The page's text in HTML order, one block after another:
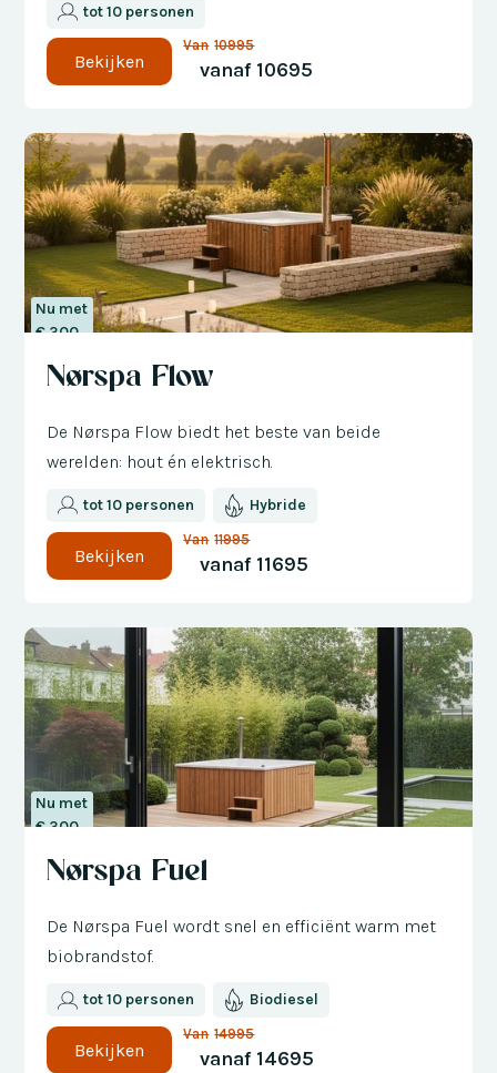
tot 10 personen
Bekijken
Van 10995
vanaf 10695
Nu met
€ 300
Nørspa Flow
De Nørspa Flow biedt het beste van beide
werelden: hout én elektrisch.
tot 10 personen Hybride
Bekijken
Van 11995
vanaf 11695
Nu met
€ 300
Nørspa Fuel
De Nørspa Fuel wordt snel en efficiënt warm met
biobrandstof.
tot 10 personen Biodiesel
Bekijken
Van 14995
vanaf 14695